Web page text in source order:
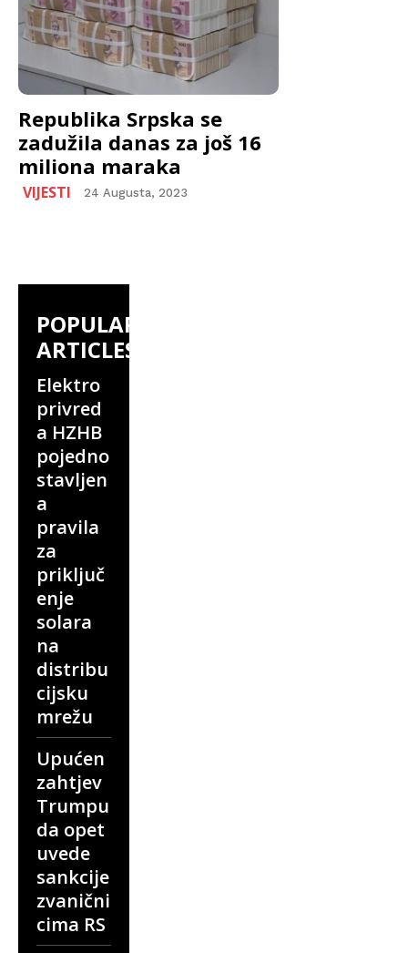
Republika Srpska se
zadužila danas za još 16
miliona maraka
VIJESTI 24 Augusta, 2023
POPULAR
ARTICLES
Elektro
privred
a HZHB
pojedno
stavljen
a
pravila
za
priključ
enje
solara
na
distribu
cijsku
mrežu
Upućen
zahtjev
Trumpu
da opet
uvede
sankcije
zvanični
cima RS